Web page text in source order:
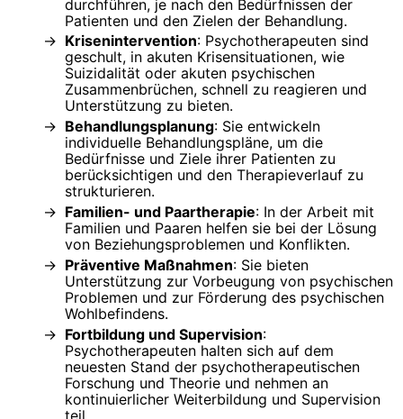
durchführen, je nach den Bedürfnissen der
Patienten und den Zielen der Behandlung.
Krisenintervention: Psychotherapeuten sind
geschult, in akuten Krisensituationen, wie
Suizidalität oder akuten psychischen
Zusammenbrüchen, schnell zu reagieren und
Unterstützung zu bieten.
Behandlungsplanung: Sie entwickeln
individuelle Behandlungspläne, um die
Bedürfnisse und Ziele ihrer Patienten zu
berücksichtigen und den Therapieverlauf zu
strukturieren.
Familien- und Paartherapie: In der Arbeit mit
Familien und Paaren helfen sie bei der Lösung
von Beziehungsproblemen und Konflikten.
Präventive Maßnahmen: Sie bieten
Unterstützung zur Vorbeugung von psychischen
Problemen und zur Förderung des psychischen
Wohlbefindens.
Fortbildung und Supervision:
Psychotherapeuten halten sich auf dem
neuesten Stand der psychotherapeutischen
Forschung und Theorie und nehmen an
kontinuierlicher Weiterbildung und Supervision